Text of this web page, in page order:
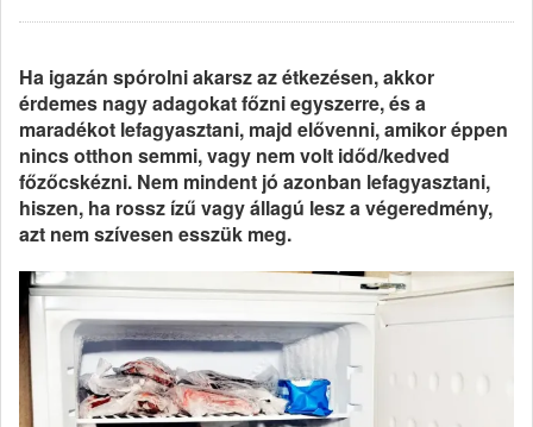
Ha igazán spórolni akarsz az étkezésen, akkor
érdemes nagy adagokat főzni egyszerre, és a
maradékot lefagyasztani, majd elővenni, amikor éppen
nincs otthon semmi, vagy nem volt időd/kedved
főzőcskézni. Nem mindent jó azonban lefagyasztani,
hiszen, ha rossz ízű vagy állagú lesz a végeredmény,
azt nem szívesen esszük meg.